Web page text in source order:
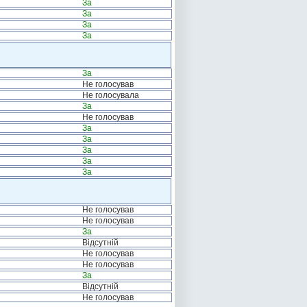
За
За
За
За
За
Не голосував
Не голосувала
За
Не голосував
За
За
За
За
За
Не голосував
Не голосував
За
Відсутній
Не голосував
Не голосував
За
Відсутній
Не голосував